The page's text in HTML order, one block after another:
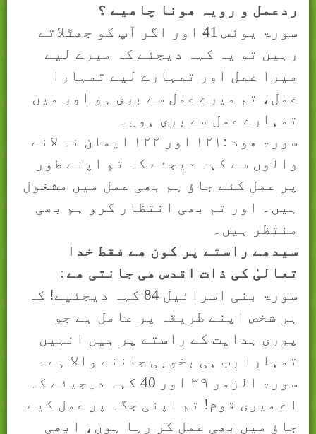
ردعمل و رويہ ھونا چاھيے ؟
سورۃ يونس 41 اور اگر آپ کو جھٹلاتے
رہیں تو یہ کہہ دیجئے کہ میرے لیے
میرا عمل اور تمہارے لیے تمہارا
عمل، تم میرے عمل سے بری ہو اور میں
تمہارے عمل سے بری ہوں۔
سورۃ ھود : ۱۲۱ اور ۱۲۲ ایمان نہ ﻻ نے
والوں سے کہہ دیجئے کہ تم اپنے طور
پر عمل کئے جاؤ ہم بھی عمل میں مشغول
ہیں۔ اور تم بھی انتظار کرو ہم بھی
منتظر ہیں۔
سيدھے راستے پر کون ھے فقط خدا
تعالیٰ کی ذات اقدس ھی جانتی ھے :
سورۃ بنی اسرائيل 84 کہہ دیجئیے! کہ
ہر شخص اپنے طریقہ پر عامل ہے جو
پوری ہدایت کے راستے پر ہیں انہیں
تمہارا رب ہی بخوبی جاننے وا ﻻ ہے۔
سورۃ الزمر ۳۹
اور 40 کہہ دیجیئے کہ
اے میری قوم! تم اپنی جگہ پر عمل کیے
جاؤ میں بھی عمل کر رہا ہوں، ابھی